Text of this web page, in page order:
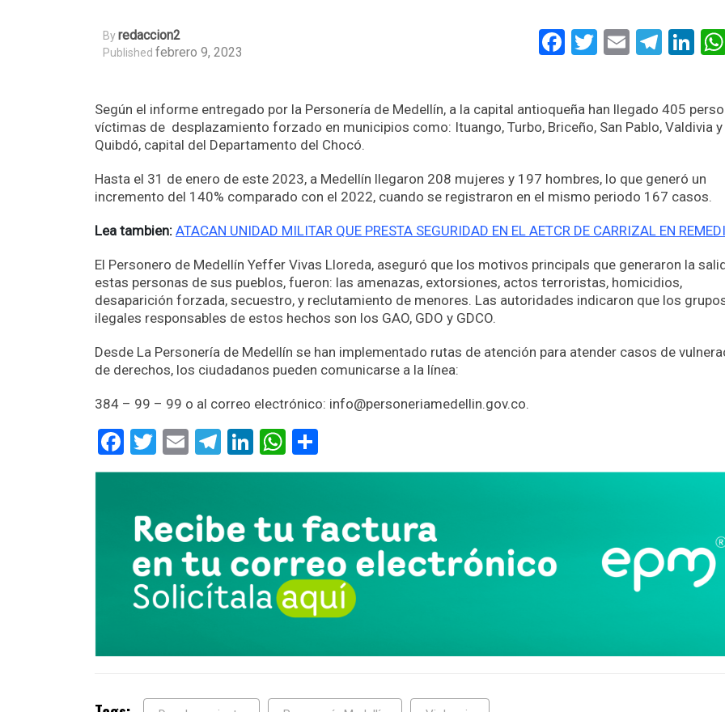
ByRedaccion2
Published febrero 9, 2023 Facebook
Twitter
Email
Según el informe entregado por la Personería de Medellín, a la capital antioqueña han llegado 405
víctimas de desplazamiento forzado en municipios como: Ituango, Turbo, Briceño, San Pablo, Valdivia y
Quibdó, capital del Departamento del Chocó.
Hasta el 31 de enero de este 2023, a Medellín llegaron 208 mujeres y 197 hombres, lo que generó un
incremento del 140% comparado con el 2022, cuando se registraron en el mismo periodo 167 casos.
Lea tambien: ATACAN UNIDAD MILITAR QUE PRESTA SEGURIDAD EN EL AETCR DE CARRIZAL EN
El Personero de Medellín Yeffer Vivas Lloreda, aseguró que los motivos principals que generaron la
estas personas de sus pueblos, fueron: las amenazas, extorsiones, actos terroristas, homicidios,
desaparición forzada, secuestro, y reclutamiento de menores. Las autoridades indicaron que los
ilegales responsables de estos hechos son los GAO, GDO y GDCO.
Desde La Personería de Medellín se han implementado rutas de atención para atender casos de
de derechos, los ciudadanos pueden comunicarse a la línea:
384 – 99 – 99 o al correo electrónico: info@personeriamedellin.gov.co.
Facebook
Twitter
EmailTelegram
LinkedIn
WhatsApp